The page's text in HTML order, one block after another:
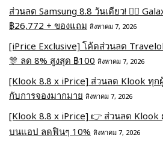
ส่วนลด Samsung 8.8 วันเดียว! ❤️‍🔥
฿26,772 + ของแถม สิงหาคม 7, 2026
[iPrice Exclusive] โค้ดส่วนลด
🎊 ลด 8% สูงสุด​ ฿100 สิงหาคม 7, 2026
[Klook 8.8 x iPrice] ส่วนลด Klook ทุก
กับการจองมากมาย สิงหาคม 7, 2026
[Klook 8.8 x iPrice] 👉 ส่วนลด Klook
บนแอป ลดฟินๆ 10% สิงหาคม 7, 2026